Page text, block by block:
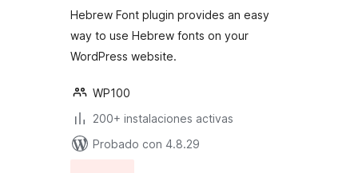
Hebrew Font plugin provides an easy
way to use Hebrew fonts on your
WordPress website.
WP100
200+ instalaciones activas
Probado con 4.8.29